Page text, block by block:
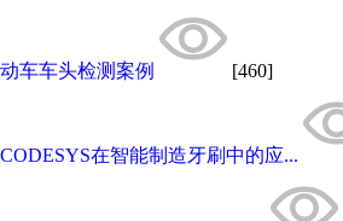
动车车头检测案例 [460]
CODESYS在智能制造牙刷中的应...